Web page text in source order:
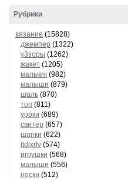
Рубрики
вязание (15828)
джемпер (1322)
у3зоры (1262)
жакет (1205)
мальчик (982)
малыши (879)
шаль (870)
топ (811)
уроки (689)
свитер (657)
шапки (622)
ltdjxrfv (574)
игрушки (568)
малыши (556)
носки (512)